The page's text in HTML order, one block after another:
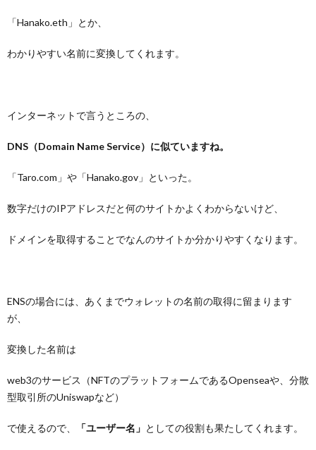
「Hanako.eth」とか、
わかりやすい名前に変換してくれます。
インターネットで言うところの、
DNS（Domain Name Service）に似ていますね。
「Taro.com」や「Hanako.gov」といった。
数字だけのIPアドレスだと何のサイトかよくわからないけど、
ドメインを取得することでなんのサイトか分かりやすくなります。
ENSの場合には、あくまでウォレットの名前の取得に留まります
が、
変換した名前は
web3のサービス（NFTのプラットフォームであるOpenseaや、分散
型取引所のUniswapなど）
で使えるので、 「ユーザー名」 としての役割も果たしてくれます。